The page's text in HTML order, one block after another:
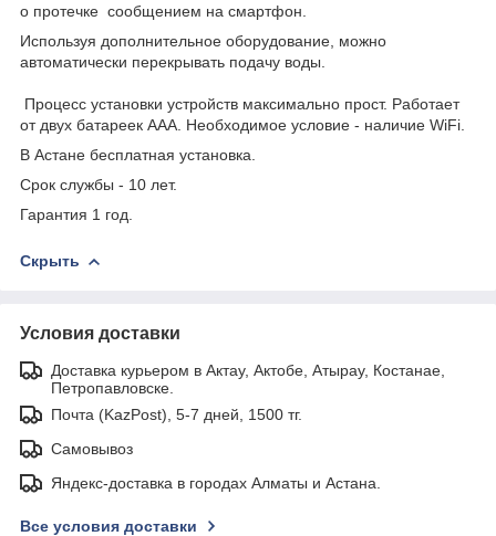
о протечке сообщением на смартфон.
Используя дополнительное оборудование, можно
автоматически перекрывать подачу воды.
Процесс установки устройств максимально прост. Работает
от двух батареек ААА. Необходимое условие - наличие WiFi.
В Астане бесплатная установка.
Срок службы - 10 лет.
Гарантия 1 год.
Скрыть
Условия доставки
Доставка курьером в Актау, Актобе, Атырау, Костанае,
Петропавловске.
Почта (KazPost), 5-7 дней, 1500 тг.
Самовывоз
Яндекс-доставка в городах Алматы и Астана.
Все условия доставки